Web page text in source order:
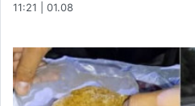
11:21 | 01.08